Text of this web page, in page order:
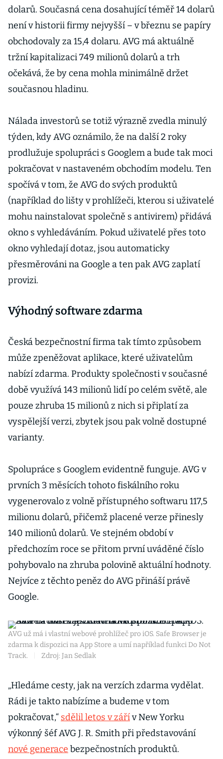
dolarů. Současná cena dosahující téměř 14 dolarů
není v historii firmy nejvyšší – v březnu se papíry
obchodovaly za 15,4 dolaru. AVG má aktuálně
tržní kapitalizaci 749 milionů dolarů a trh
očekává, že by cena mohla minimálně držet
současnou hladinu.
Nálada investorů se totiž výrazně zvedla minulý
týden, kdy AVG oznámilo, že na další 2 roky
prodlužuje spolupráci s Googlem a bude tak moci
pokračovat v nastaveném obchodím modelu. Ten
spočívá v tom, že AVG do svých produktů
(například do lišty v prohlížeči, kterou si uživatelé
mohu nainstalovat společně s antivirem) přidává
okno s vyhledáváním. Pokud uživatelé přes toto
okno vyhledají dotaz, jsou automaticky
přesměrováni na Google a ten pak AVG zaplatí
provizi.
Výhodný software zdarma
Česká bezpečnostní firma tak tímto způsobem
může zpeněžovat aplikace, které uživatelům
nabízí zdarma. Produkty společnosti v současné
době využívá 143 milionů lidí po celém světě, ale
pouze zhruba 15 milionů z nich si připlatí za
vyspělejší verzi, zbytek jsou pak volně dostupné
varianty.
Spolupráce s Googlem evidentně funguje. AVG v
prvních 3 měsících tohoto fiskálního roku
vygenerovalo z volně přístupného softwaru 117,5
milionu dolarů, přičemž placené verze přinesly
140 milionů dolarů. Ve stejném období v
předchozím roce se přitom první uváděné číslo
pohybovalo na zhruba polovině aktuální hodnoty.
Nejvíce z těchto peněz do AVG přináší právě
Google.
AVG už má i vlastní webové prohlížeč pro iOS. Safe Browser je
zdarma k dispozici na App Store a umí například funkci Do Not
Track.
Zdroj: Jan Sedlak
„Hledáme cesty, jak na verzích zdarma vydělat.
Rádi je takto nabízíme a budeme v tom
pokračovat,“ sdělil letos v zářív New Yorku
výkonný šéf AVG J. R. Smith při představování
nové generace bezpečnostních produktů.